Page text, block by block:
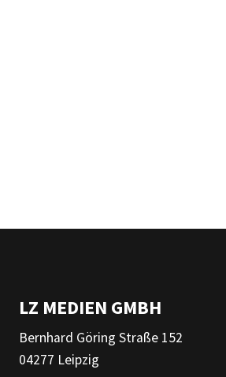
LZ MEDIEN GMBH
Bernhard Göring Straße 152
04277 Leipzig